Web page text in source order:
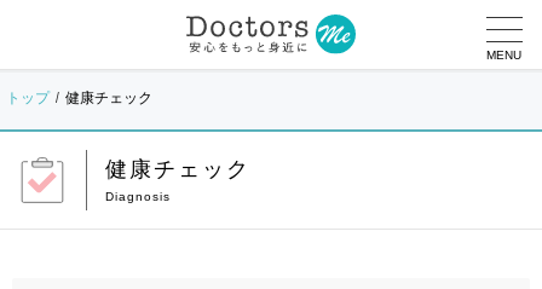
MENU
トップ 健康チェック
健康チェック